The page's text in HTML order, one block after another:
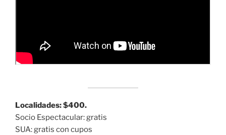
Localidades: $400.
Socio Espectacular: gratis
SUA: gratis con cupos